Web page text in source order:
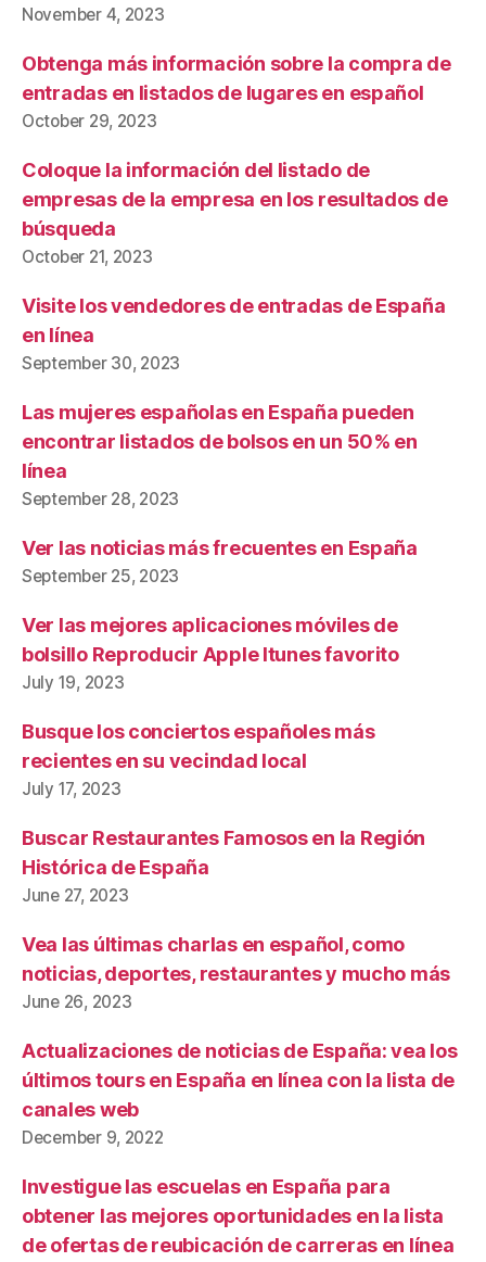
November 4, 2023
Obtenga más información sobre la compra de
entradas en listados de lugares en español
October 29, 2023
Coloque la información del listado de
empresas de la empresa en los resultados de
búsqueda
October 21, 2023
Visite los vendedores de entradas de España
en línea
September 30, 2023
Las mujeres españolas en España pueden
encontrar listados de bolsos en un 50% en
línea
September 28, 2023
Ver las noticias más frecuentes en España
September 25, 2023
Ver las mejores aplicaciones móviles de
bolsillo Reproducir Apple Itunes favorito
July 19, 2023
Busque los conciertos españoles más
recientes en su vecindad local
July 17, 2023
Buscar Restaurantes Famosos en la Región
Histórica de España
June 27, 2023
Vea las últimas charlas en español, como
noticias, deportes, restaurantes y mucho más
June 26, 2023
Actualizaciones de noticias de España: vea los
últimos tours en España en línea con la lista de
canales web
December 9, 2022
Investigue las escuelas en España para
obtener las mejores oportunidades en la lista
de ofertas de reubicación de carreras en línea